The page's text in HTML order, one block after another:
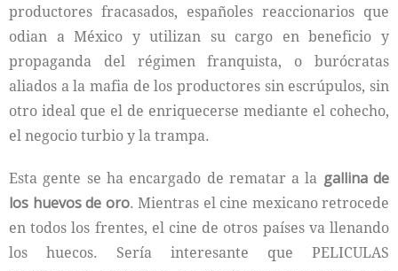
productores fracasados, españoles reaccionarios que
odian a México y utilizan su cargo en beneficio y
propaganda del régimen franquista, o burócratas
aliados a la mafia de los productores sin escrúpulos, sin
otro ideal que el de enriquecerse mediante el cohecho,
el negocio turbio y la trampa.
Esta gente se ha encargado de rematar a la gallina de
los huevos de oro. Mientras el cine mexicano retrocede
en todos los frentes, el cine de otros países va llenando
los huecos. Sería interesante que PELICULAS